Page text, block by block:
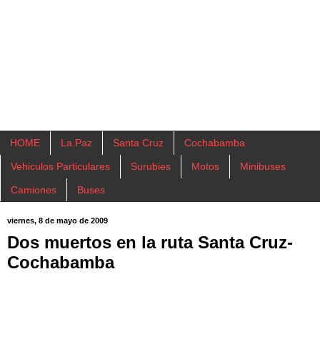
HOME La Paz Santa Cruz Cochabamba
Vehiculos Particulares Surubies Motos Minibuses
Camiones Buses
viernes, 8 de mayo de 2009
Dos muertos en la ruta Santa Cruz-
Cochabamba